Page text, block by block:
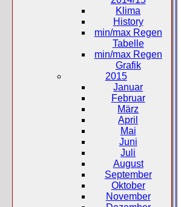
Klima
History
min/max Regen
Tabelle
min/max Regen
Grafik
2015
Januar
Februar
März
April
Mai
Juni
Juli
August
September
Oktober
November